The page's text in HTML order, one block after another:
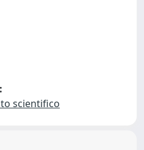
scientifico